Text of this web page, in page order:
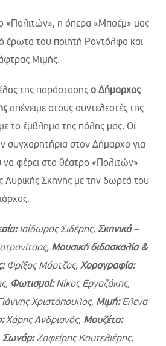
«Πολιτών», η όπερα «Μποέμ» μας
έρωτα του ποιητή Ροντόλφο και
Μιμής.
της παράστασηςο Δήμαρχος
απένειμε στους συντελεστές της
το έμβλημα της πόλης μας. Οι
συγχαρητήρια στον Δήμαρχο για
φέρει στο θέατρο «Πολιτών»
Λυρικής Σκηνής με την δωρεά του
Ισίδωρος Σιδέρης,Σκηνικά –
Μουσική διδασκαλία &
Φρίξος Μόρτζος,Χορογραφία:
Φωτισμοί:Νίκος Εργαζάκης,
Χριστόπουλος, Μιμή:Έλενα
Χάρης Ανδριανός, Μουζέτα:
Σωνάρ:Ζαφείρης Κουτελιέρης,